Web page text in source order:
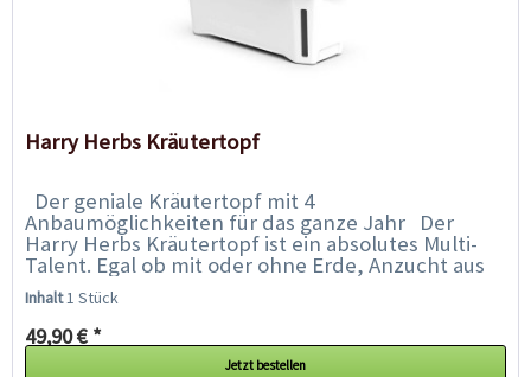
Harry Herbs Kräutertopf
Der geniale Kräutertopf mit 4
Anbaumöglichkeiten für das ganze Jahr Der
Harry Herbs Kräutertopf ist ein absolutes Multi-
Talent. Egal ob mit oder ohne Erde, Anzucht aus
Samen, Anbau von Microgreens oder
herkömmlichen...
Inhalt1 Stück
49,90 € *
Jetzt bestellen